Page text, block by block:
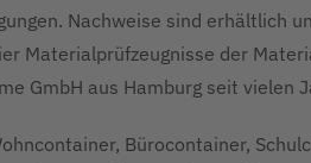
Nachweise sind erhältlich
Materialprüfzeugnisse der
GmbH aus Hamburg seit
Bürocontainer,